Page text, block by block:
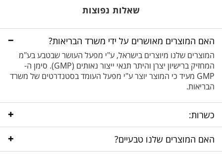
שאלות נפוצות
האם המוצרים מאושרים על ידי משרד הבריאות? −
המוצרים שלנו מיוצרים בישראל, ע"י מפעל העושר שבטבע בע"מ
המחזיק ברישיון יצרן והיתר תנאי ייצור נאותים (GMP). סימן ה-
GMP מעיד כי המוצר יוצר ע"י מפעל העומד בסטנדרטים של משרד
הבריאות.
כשרות: +
האם המוצרים שלנו טבעיים? +